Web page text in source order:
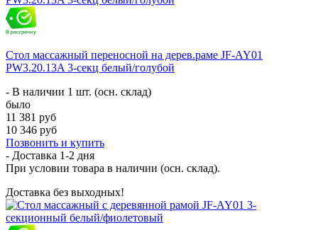
Стол массажный переносной на дерев.раме JF-AY01
PW3.20.13A 3-секц белый/голубой
- В наличии 1 шт. (осн. склад)
было
11 381 руб
10 346 руб
Позвонить и купить
- Доставка 1-2 дня
При условии товара в наличии (осн. склад).
Доставка без выходных!